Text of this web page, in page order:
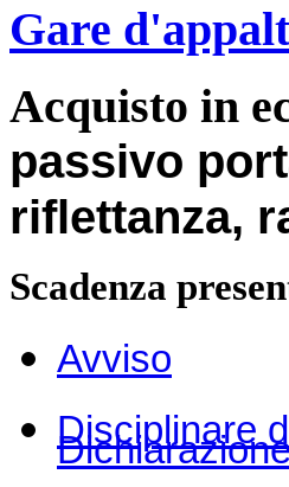
Gare
Acquisto in
passivo
riflettanza,
Scadenza
Avviso
Disciplinare